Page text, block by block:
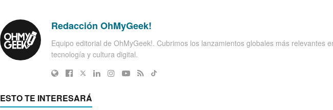
Redacción OhMyGeek!
Equipo editorial de OhMyGeek!. Cubrimos los lanzamientos globales más relevantes
tecnología y cultura digital.
ESTO TE INTERESARÁ